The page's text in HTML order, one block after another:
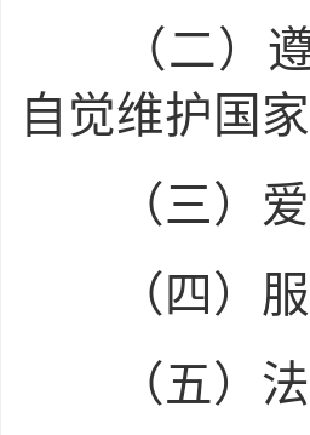
（二）遵
自觉维护国家
（三）爱
（四）服
（五）法